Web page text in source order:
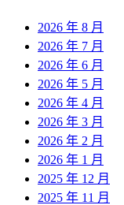
2026 年 8 月
2026 年 7 月
2026 年 6 月
2026 年 5 月
2026 年 4 月
2026 年 3 月
2026 年 2 月
2026 年 1 月
2025 年 12 月
2025 年 11 月